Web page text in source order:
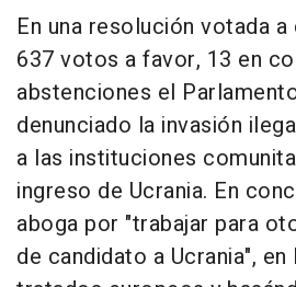
En una resolución votada
637 votos a favor, 13 en
abstenciones el
denunciado la invasión
a las instituciones
ingreso de Ucrania. En
aboga por "trabajar para
de candidato a Ucrania",